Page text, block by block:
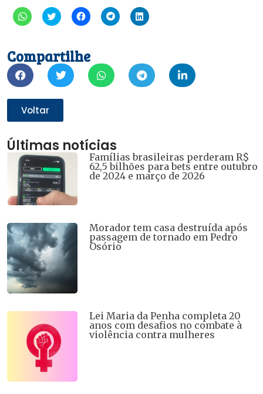
Clique
para
em
nova
janela)
Clique
para
em
nova
janela)
Clique
para
em
nova
janela)
Clique
para
janela)
Clique
para
janela)
Compartilhe
Voltar
Últimas notícias
Famílias brasileiras perderam R$
62,5 bilhões para bets entre outubro
de 2024 e março de 2026
Morador tem casa destruída após
passagem de tornado em Pedro
Osório
Lei Maria da Penha completa 20
anos com desafios no combate à
violência contra mulheres